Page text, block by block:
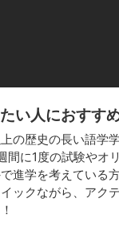
い人におすす
の歴史の長い語学
に1度の試験やオ
進学を考えている
ックながら、アク